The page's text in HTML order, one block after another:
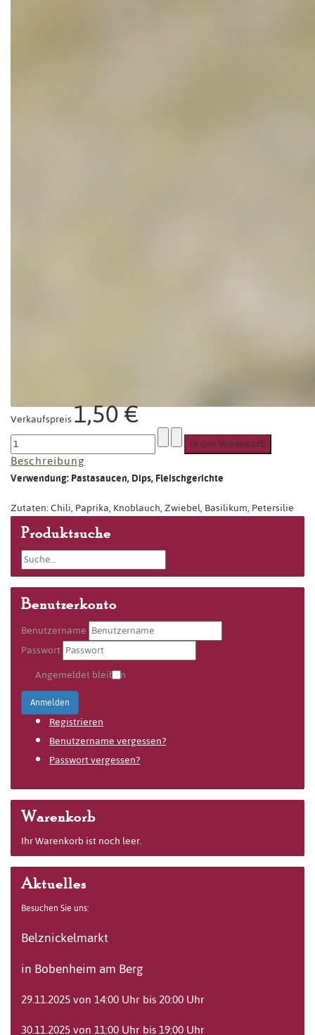
Verkaufspreis1,50 €
Beschreibung
Verwendung: Pastasaucen, Dips, Fleischgerichte
Zutaten: Chili, Paprika, Knoblauch, Zwiebel, Basilikum, Petersilie
Produktsuche
Benutzerkonto
Benutzername
Passwort
Angemeldet bleiben
Anmelden
Registrieren
Benutzername vergessen?
Passwort vergessen?
Warenkorb
Ihr Warenkorb ist noch leer.
Aktuelles
Besuchen Sie uns:
Belznickelmarkt
in Bobenheim am Berg
29.11.2025 von 14:00 Uhr bis 20:00 Uhr
30.11.2025 von 11:00 Uhr bis 19:00 Uhr